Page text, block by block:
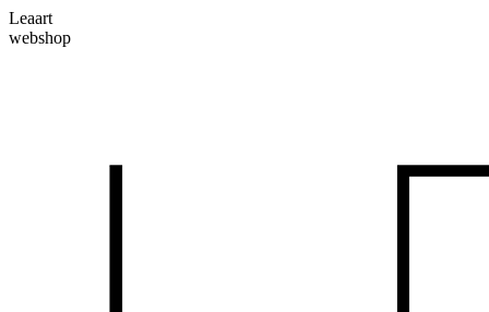
Skip
to
Leaart
webshop